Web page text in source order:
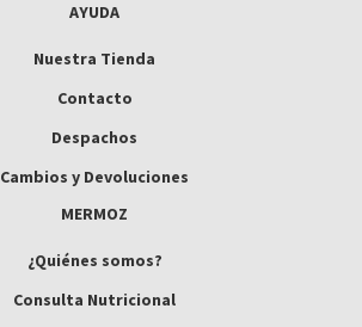
AYUDA
Nuestra Tienda
Contacto
Despachos
Cambios y Devoluciones
MERMOZ
¿Quiénes somos?
Consulta Nutricional